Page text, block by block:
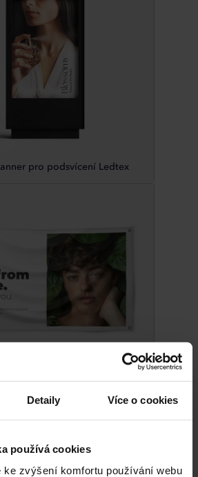
Detaily Více o cookies
používá cookies
ke zvýšení komfortu používání webu
pro podsvícení Ledtex
reklamní plachty bannery k